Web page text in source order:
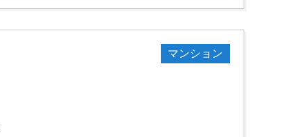
マンション